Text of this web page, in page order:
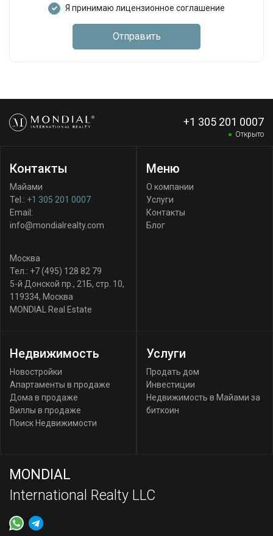
Я принимаю лицензионное соглашение
Отправить
+1 305 201 0007
Открыто
Контакты
Майами
Tel.: +1 305 201 0007
Email:
info@mondialrealty.com
Москва
Тел.: +7 (495) 128 82 79
5-й Донской пр., 21Б, стр. 10,
119334, Москва
MONDIAL Real Estate
Меню
О компании
Услуги
Контакты
Блог
Недвижимость
Новостройки
Апартаменты в продаже
Дома в продаже
Виллы в продаже
Поиск Недвижимости
Услуги
Продать дом
Инвестиции
Недвижимость в Майами за
биткоин
MONDIAL
International Realty LLC